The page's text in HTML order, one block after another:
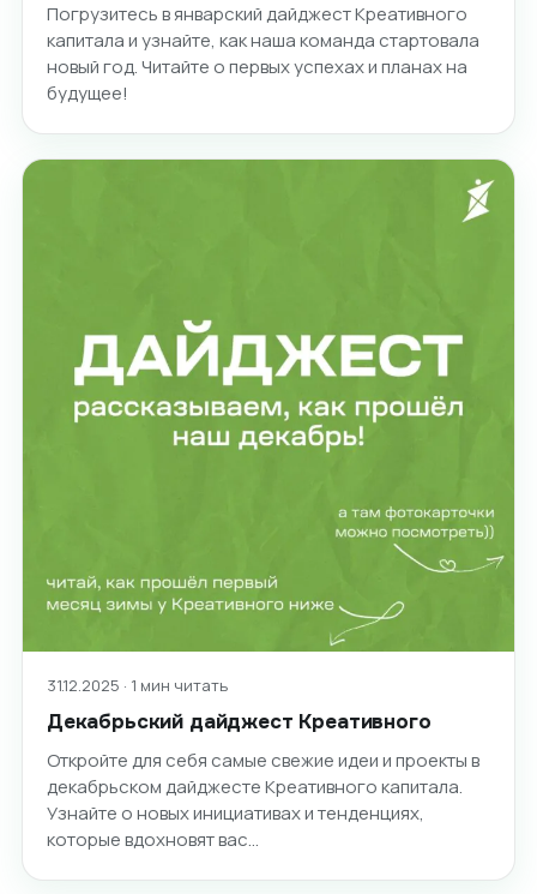
Погрузитесь в январский дайджест Креативного
капитала и узнайте, как наша команда стартовала
новый год. Читайте о первых успехах и планах на
будущее!
31.12.2025 · 1 мин читать
Декабрьский дайджест Креативного
Откройте для себя самые свежие идеи и проекты в
декабрьском дайджесте Креативного капитала.
Узнайте о новых инициативах и тенденциях,
которые вдохновят вас…